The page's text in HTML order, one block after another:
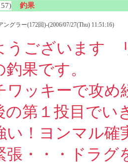
釣果
ングラー(172回)-(2006/07/27(Thu) 11:51:16)
うございます
果です。
ワッキーで攻め
の第１投目でい
い！ヨンマル確
張・・・ドラグ